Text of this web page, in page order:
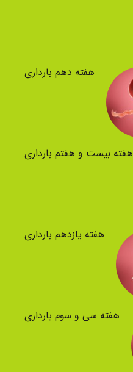
هفته دهم بارداری
هفته بیست و هفتم بارداری
هفته یازدهم بارداری
هفته سی و سوم بارداری